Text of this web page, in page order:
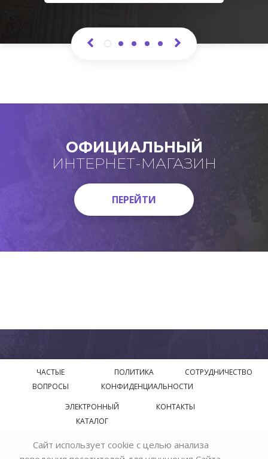
ОФИЦИАЛЬНЫЙ
ИНТЕРНЕТ-МАГАЗИН
ПЕРЕЙТИ
ПЕРЕЙТИ
ЧАСТЫЕ
ВОПРОСЫ
ПОЛИТИКА
КОНФИДЕНЦИАЛЬНОСТИ
СОТРУДНИЧЕСТВО
ЭЛЕКТРОННЫЙ
КАТАЛОГ
КОНТАКТЫ
© 2018—2026 Официальный сайт завода производителя
Сайт использует cookie с целью анализа